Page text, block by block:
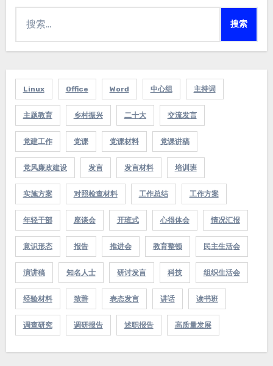
索：
Linux Office Word 中心组 主持词
主题教育 乡村振兴 二十大 交流发言
党建工作 党课 党课材料 党课讲稿
党风廉政建设 发言 发言材料 培训班
实施方案 对照检查材料 工作总结 工作方案
年轻干部 座谈会 开班式 心得体会 情况汇报
意识形态 报告 推进会 教育整顿 民主生活会
演讲稿 知名人士 研讨发言 科技 组织生活会
经验材料 致辞 表态发言 讲话 读书班
调查研究 调研报告 述职报告 高质量发展